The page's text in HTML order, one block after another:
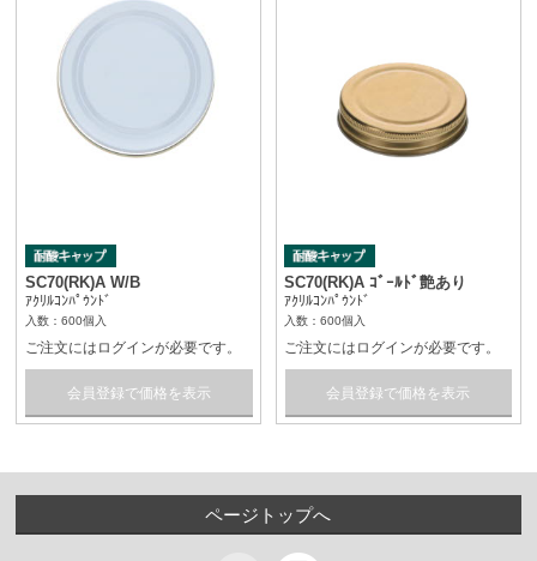
SC70(RK)A W/B
ｱｸﾘﾙｺﾝﾊﾟｳﾝﾄﾞ
入数：600個入
ご注文にはログインが必要です。
会員登録で価格を表示
SC70(RK)A ｺﾞｰﾙﾄﾞ艶あり
ｱｸﾘﾙｺﾝﾊﾟｳﾝﾄﾞ
入数：600個入
ご注文にはログインが必要です。
会員登録で価格を表示
ページトップへ